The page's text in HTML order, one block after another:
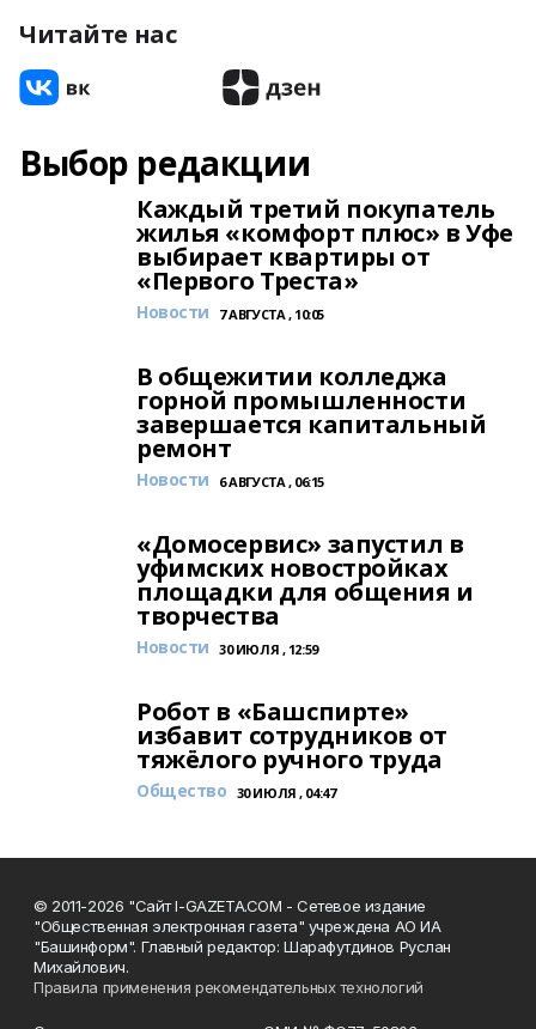
Читайте нас
Выбор редакции
Каждый третий покупатель
жилья «комфорт плюс» в Уфе
выбирает квартиры от
«Первого Треста»
Новости 7 АВГУСТА , 10:05
В общежитии колледжа
горной промышленности
завершается капитальный
ремонт
Новости 6 АВГУСТА , 06:15
«Домосервис» запустил в
уфимских новостройках
площадки для общения и
творчества
Новости 30 ИЮЛЯ , 12:59
Робот в «Башспирте»
избавит сотрудников от
тяжёлого ручного труда
Общество 30 ИЮЛЯ , 04:47
© 2011-2026 "Сайт I-GAZETA.COM - Сетевое издание
"Общественная электронная газета" учреждена АО ИА
"Башинформ". Главный редактор: Шарафутдинов Руслан
Михайлович.
Правила применения рекомендательных технологий